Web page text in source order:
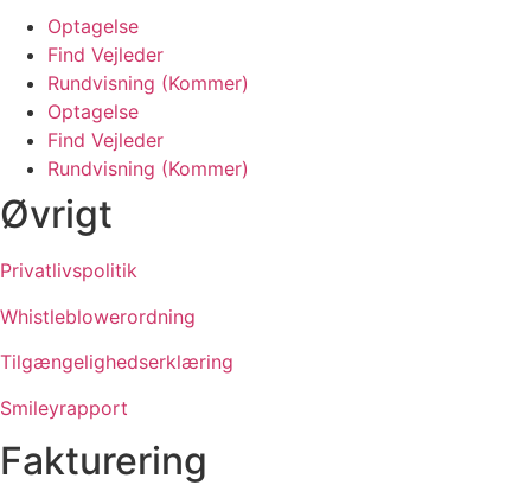
Optagelse
Find Vejleder
Rundvisning (Kommer)
Optagelse
Find Vejleder
Rundvisning (Kommer)
Øvrigt
Privatlivspolitik
Whistleblowerordning
Tilgængelighedserklæring
Smileyrapport
Fakturering